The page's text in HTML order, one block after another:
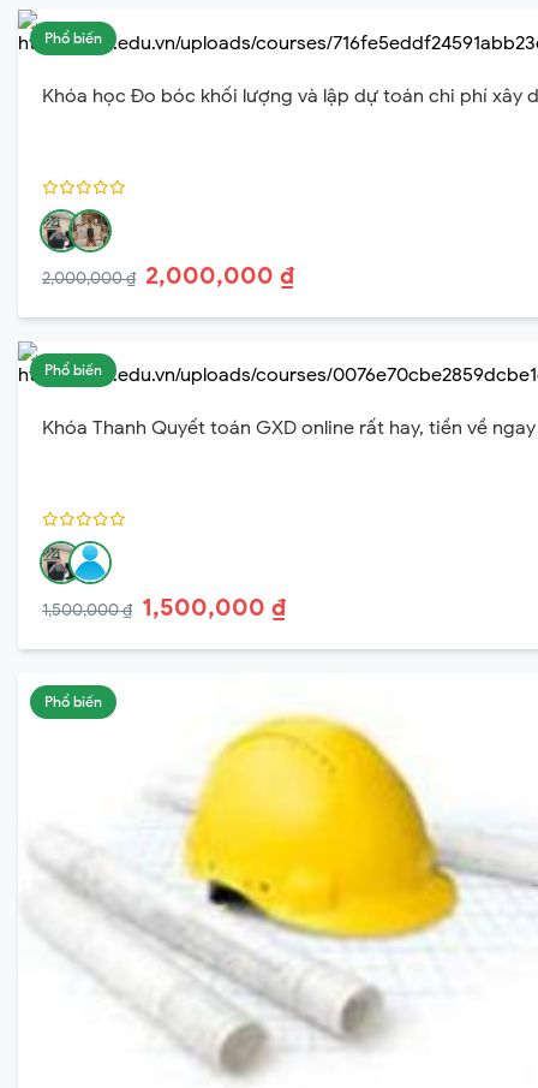
Phổ biến
Khóa học Đo bóc khối lượng và lập dự toán chi phí xây
2,000,000 ₫ 2,000,000 ₫
Phổ biến
Khóa Thanh Quyết toán GXD online rất hay, tiền về ngay
1,500,000 ₫ 1,500,000 ₫
Phổ biến